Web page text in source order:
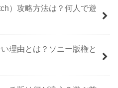
）攻略方法は？何人で遊
理由とは？ソニー版権と